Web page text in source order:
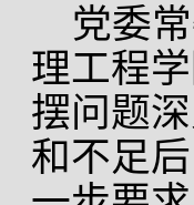
党委
理工程
摆问题
和不足